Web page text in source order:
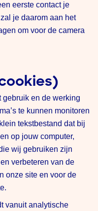
eerste contact je
je daarom aan het
om voor de camera
gebruik en de werking
te kunnen monitoren
tekstbestand dat bij
op jouw computer,
wij gebruiken zijn
verbeteren van de
onze site en voor de
vanuit analytische